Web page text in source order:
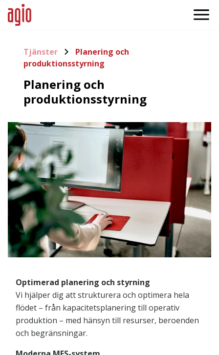
Tjänster
Planering och
produktionsstyrning
Planering och
produktionsstyrning
Optimerad planering och styrning
Vi hjälper dig att strukturera och optimera hela
flödet – från kapacitetsplanering till operativ
produktion – med hänsyn till resurser, beroenden
och begränsningar.